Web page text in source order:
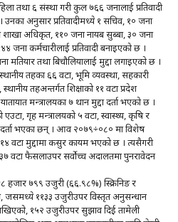
तथा ६ संस्था गरी कुल ७६६ जनालाई प्रतिवादी
उनका अनुसार प्रतिवादीमध्ये १ सचिव, १० जना
अधिकृत, ११० जना नायब सुब्बा, ३० जना
जना कर्मचारीलाई प्रतिवादी बनाइएको छ ।
मतियार तथा बिचौलियालाई मुद्दा लगाइएको छ ।
तहका ६६ वटा, भूमि व्यवस्था, सहकारी
तहअन्तर्गत शिक्षाको ११ वटा प्रदेश
मन्त्रालयका ७ थान मुद्दा दर्ता भएको छ ।
एउटा, गृह मन्त्रालयको ५ वटा, स्वास्थ्य, कृषि र
दर्ता भएका छन् । आव २०७९÷०८० मा विशेष
वटा मुद्दामा कसुर कायम भएको छ । त्यसैगरी
फैसलाउपर सर्वोच्च अदालतमा पुनरावेदन
७९९ उजुरी (६६.९८%) स्क्रिनिङ र
जसमध्ये ११३३ उजुरीउपर विस्तृत अनुसन्धान
१५२ उजुरीउपर सुझाव दिई तामेली